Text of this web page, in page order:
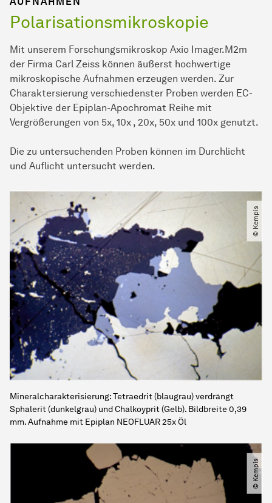
Polarisationsmikroskopie
Mit unserem Forschungsmikroskop Axio Imager.M2m
der Firma Carl Zeiss können äußerst hochwertige
mikroskopische Aufnahmen erzeugen werden. Zur
Charaktersierung verschiedenster Proben werden EC-
Objektive der Epiplan-Apochromat Reihe mit
Vergrößerungen von 5x, 10x , 20x, 50x und 100x genutzt.
Die zu untersuchenden Proben können im Durchlicht
und Auflicht untersucht werden.
© Kempis
Mineralcharakterisierung: Tetraedrit (blaugrau) verdrängt
Sphalerit (dunkelgrau) und Chalkoyprit (Gelb). Bildbreite 0,39
mm. Aufnahme mit Epiplan NEOFLUAR 25x Öl
© Kempis